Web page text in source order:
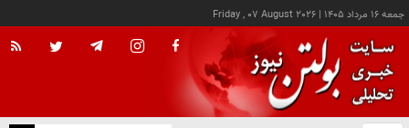
جمعه ۱۶ مرداد ۱۴۰۵ |
Friday , 07 August 2026